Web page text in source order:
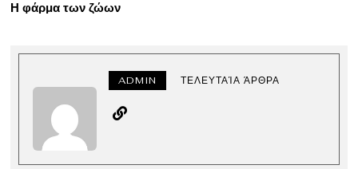
Η φάρμα των ζώων
ADMIN ΤΕΛΕΥΤΑΊΑ ΆΡΘΡΑ